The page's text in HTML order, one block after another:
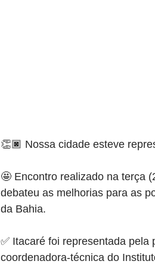
👏🏿 Nossa cidade esteve
🤩 Encontro realizado na terça
debateu as melhorias para as
da Bahia.
✅ Itacaré foi representada
coordenadora-técnica do